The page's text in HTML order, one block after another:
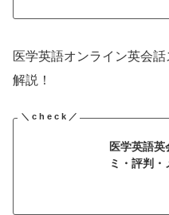
医学英語オンライン英会
解説！
医学英語英
ミ・評判・